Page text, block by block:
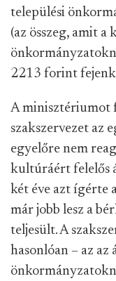
települési
(az összeg, amit
2213 forint
A minisztériumot
szakszervezet az
egyelőre nem
kultúráért felelős
két éve azt ígérte
már jobb lesz a
teljesült. A
hasonlóan – az az